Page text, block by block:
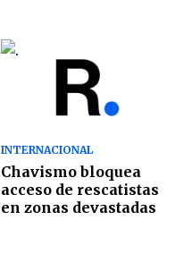
INTERNACIONAL
Chavismo bloquea
acceso de rescatistas
en zonas devastadas